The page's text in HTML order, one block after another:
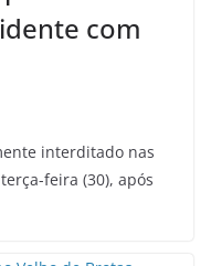
com
interditado nas
feira (30), após